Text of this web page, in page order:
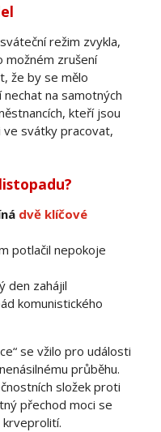
režim zvykla,
možném zrušení
že by se mělo
na samotných
kteří jsou
svátky pracovat,
dvě klíčové
potlačil nepokoje
den zahájil
komunistického
se vžilo pro události
průběhu.
složek proti
přechod moci se